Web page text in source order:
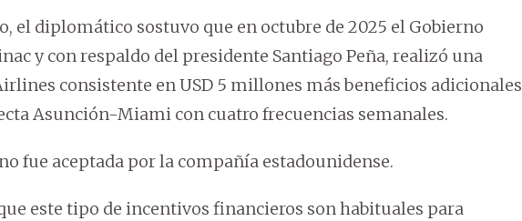
el diplomático sostuvo que en octubre de 2025 el Gobierno
y con respaldo del presidente Santiago Peña, realizó una
consistente en USD 5 millones más beneficios adicionales
Asunción-Miami con cuatro frecuencias semanales.
fue aceptada por la compañía estadounidense.
este tipo de incentivos financieros son habituales para